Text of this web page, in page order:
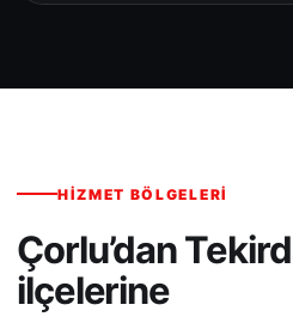
HIZMET BÖLGELERI
Çorlu’dan
ilçelerine